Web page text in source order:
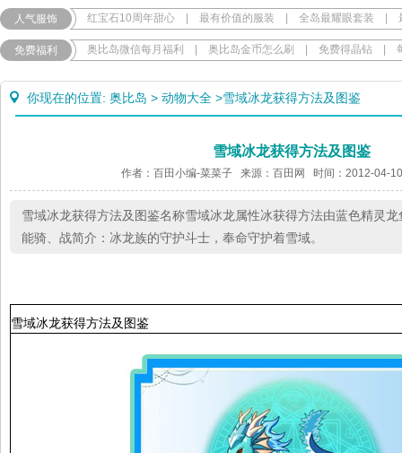
人气服饰 红宝石10周年甜心 最有价值的服装 全岛最耀眼套装
免费福利 奥比岛微信每月福利 奥比岛金币怎么刷 免费得晶钻
你现在的位置: 奥比岛 > 动物大全 >雪域冰龙获得方法及图鉴
雪域冰龙获得方法及图鉴
作者：百田小编-菜菜子 来源：百田网 时间：2012-04-
雪域冰龙获得方法及图鉴名称雪域冰龙属性冰获得方法由蓝色精灵
能骑、战简介：冰龙族的守护斗士，奉命守护着雪域。
雪域冰龙获得方法及图鉴